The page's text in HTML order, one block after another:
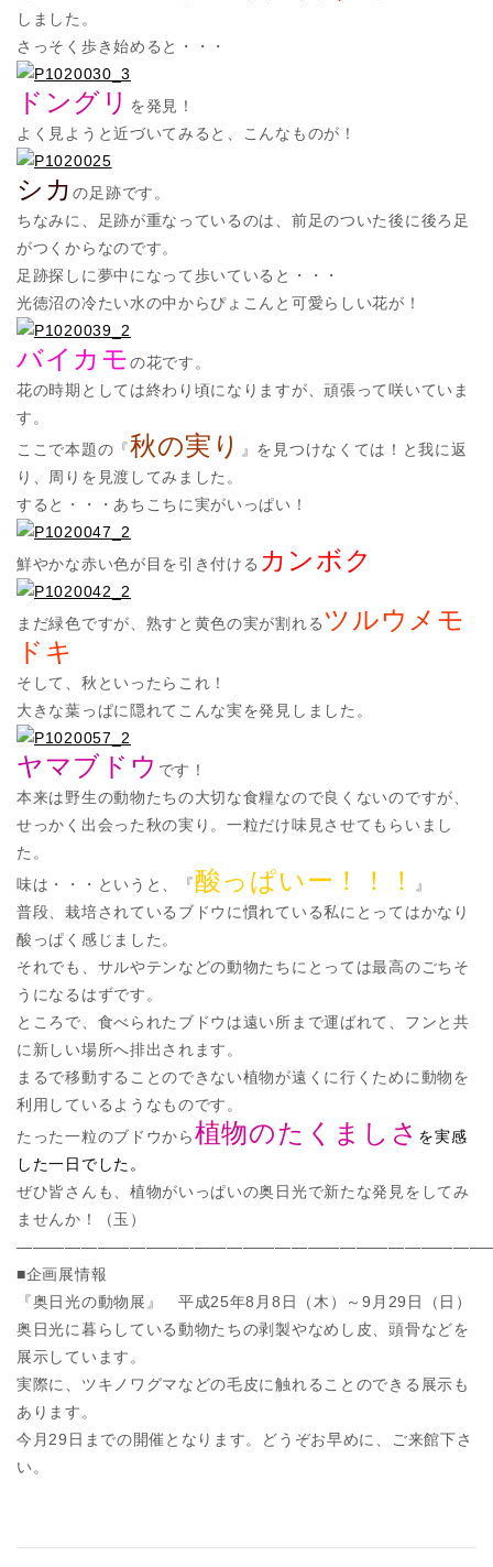
しました。
さっそく歩き始めると・・・
ドングリ を発見！
よく見ようと近づいてみると、こんなものが！
シカの足跡です。
ちなみに、足跡が重なっているのは、前足のついた後に後ろ足
がつくからなのです。
足跡探しに夢中になって歩いていると・・・
光徳沼の冷たい水の中からぴょこんと可愛らしい花が！
バイカモの花です。
花の時期としては終わり頃になりますが、頑張って咲いていま
す。
ここで本題の『秋の実り
』を見つけなくては！と我に返
り、周りを見渡してみました。
すると・・・あちこちに実がいっぱい！
鮮やかな赤い色が目を引き付ける カンボク
まだ緑色ですが、熟すと黄色の実が割れるツルウメモ
ドキ
そして、秋といったらこれ！
大きな葉っぱに隠れてこんな実を発見しました。
ヤマブドウ です！
本来は野生の動物たちの大切な食糧なので良くないのですが、
せっかく出会った秋の実り。一粒だけ味見させてもらいまし
た。
味は・・・というと、『酸っぱいー ！！！
』
普段、栽培されているブドウに慣れている私にとってはかなり
酸っぱく感じました。
それでも、サルやテンなどの動物たちにとっては最高のごちそ
うになるはずです。
ところで、食べられたブドウは遠い所まで運ばれて、フンと共
に新しい場所へ排出されます。
まるで移動することのできない植物が遠くに行くために動物を
利用しているようなものです。
たった一粒のブドウから植物のたくましさ を実感
した一日でした。
ぜひ皆さんも、植物がいっぱいの奥日光で新たな発見をしてみ
ませんか！（玉）
■企画展情報
『奥日光の動物展』 平成25年8月8日（木）～9月29日（日）
奥日光に暮らしている動物たちの剥製やなめし皮、頭骨などを
展示しています。
実際に、ツキノワグマなどの毛皮に触れることのできる展示も
あります。
今月29日までの開催となります。どうぞお早めに、ご来館下さ
い。